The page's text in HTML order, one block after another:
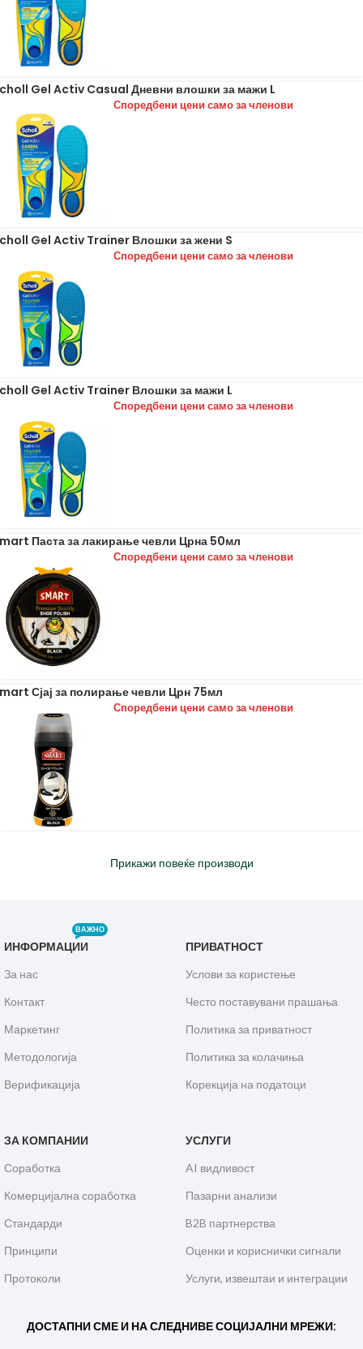
Gel Activ Casual Дневни влошки за мажи L
Споредбени цени само за членови
Gel Activ Trainer Влошки за жени S
Споредбени цени само за членови
Gel Activ Trainer Влошки за мажи L
Споредбени цени само за членови
Паста за лакирање чевли Црна 50мл
Споредбени цени само за членови
Сјај за полирање чевли Црн 75мл
Споредбени цени само за членови
Прикажи повеќе производи
ИНФОРМАЦИИ
ВАЖНО
За нас
Контакт
Маркетинг
Методологија
Верификација
ПРИВАТНОСТ
Услови за користење
Често поставувани прашања
Политика за приватност
Политика за колачиња
Корекција на податоци
ЗА КОМПАНИИ
Соработка
Комерцијална соработка
Стандарди
Принципи
Протоколи
УСЛУГИ
AI видливост
Пазарни анализи
B2B партнерства
Оценки и кориснички сигнали
Услуги, извештаи и интеграции
ДОСТАПНИ СМЕ И НА СЛЕДНИВЕ СОЦИЈАЛНИ МРЕЖИ: